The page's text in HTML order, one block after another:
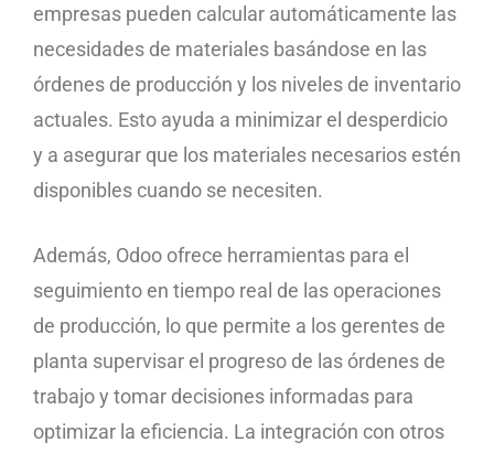
empresas pueden calcular automáticamente las
necesidades de materiales basándose en las
órdenes de producción y los niveles de inventario
actuales. Esto ayuda a minimizar el desperdicio
y a asegurar que los materiales necesarios estén
disponibles cuando se necesiten.
Además, Odoo ofrece herramientas para el
seguimiento en tiempo real de las operaciones
de producción, lo que permite a los gerentes de
planta supervisar el progreso de las órdenes de
trabajo y tomar decisiones informadas para
optimizar la eficiencia. La integración con otros